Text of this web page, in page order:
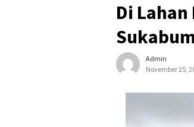
Di
Admin
November 25,